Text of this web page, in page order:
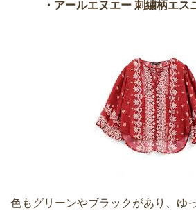
・アールエヌエー 刺繍柄エス
色もグリーンやブラックがあり、ゆ